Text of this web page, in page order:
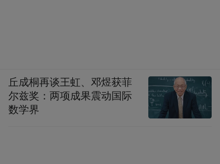
丘成桐再谈王虹、邓煜获菲
尔兹奖：两项成果震动国际
数学界